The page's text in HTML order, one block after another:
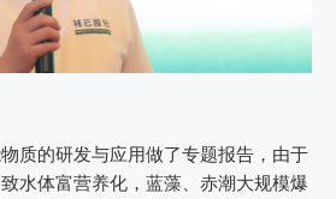
质的研发与应用做了专题报告，由于
水体富营养化，蓝藻、赤潮大规模爆